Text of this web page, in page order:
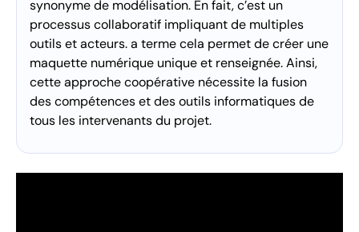
synonyme de modélisation. En fait, c’est un
processus collaboratif impliquant de multiples
outils et acteurs. a terme cela permet de créer une
maquette numérique unique et renseignée. Ainsi,
cette approche coopérative nécessite la fusion
des compétences et des outils informatiques de
tous les intervenants du projet.